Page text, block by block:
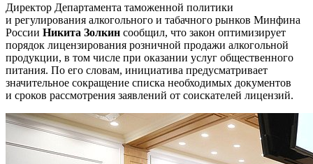
Директор Департамента таможенной политики
и регулирования алкогольного и табачного рынков Минфина
России Никита Золкин сообщил, что закон оптимизирует
порядок лицензирования розничной продажи алкогольной
продукции, в том числе при оказании услуг общественного
питания. По его словам, инициатива предусматривает
значительное сокращение списка необходимых документов
и сроков рассмотрения заявлений от соискателей лицензий.